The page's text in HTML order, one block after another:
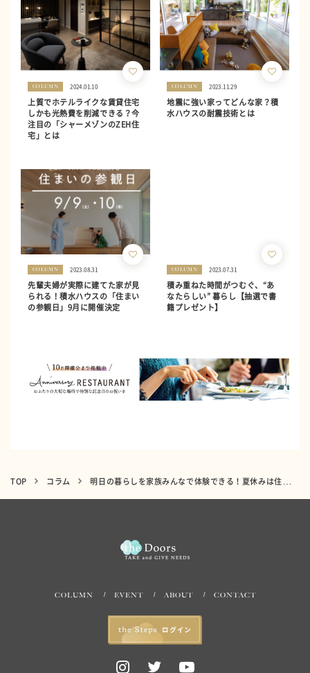
COLUMN 2024.01.10
上質でホテルライクな賃貸住宅
しかも光熱費を削減できる？今
注目の「シャーメゾンのZEH住
宅」とは
COLUMN 2023.11.29
地震に強い家ってどんな家？積
水ハウスの耐震技術とは
COLUMN 2023.08.31
先輩夫婦が実際に建てた家が見
られる！積水ハウスの「住まい
の参観日」9月に開催決定
COLUMN 2023.07.31
積み重ねた時間がつむぐ、“あ
なたらしい” 暮らし【抽選で書
籍プレゼント】
TOP コラム 明日の暮らしを家族みんなで体験できる！夏休みは住まいのワンダーランド「Tomorrow’s Life Museum」に出かけよう！
COLUMN EVENT ABOUT CONTACT